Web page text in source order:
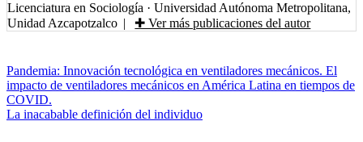
Licenciatura en Sociología · Universidad Autónoma Metropolitana,
Unidad Azcapotzalco | ✚ Ver más publicaciones del autor
Navegación
de
entradas
Pandemia: Innovación tecnológica en ventiladores mecánicos. El
impacto de ventiladores mecánicos en América Latina en tiempos de
COVID.
La inacabable definición del individuo